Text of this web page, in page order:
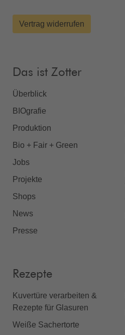
Vertrag widerrufen
Das ist Zotter
Überblick
BIOgrafie
Produktion
Bio + Fair + Green
Jobs
Projekte
Shops
News
Presse
Rezepte
Kuvertüre verarbeiten &
Rezepte für Glasuren
Weiße Sachertorte